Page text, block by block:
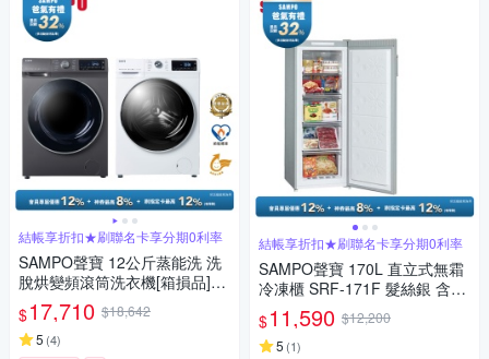
結帳享折扣★刷聯名卡享分期0利率
SAMPO聲寶 12公斤蒸能洗 洗
脫烘變頻滾筒洗衣機[箱損品]含
基本安裝+舊機回收
$17,710 $18,642
5 (4)
結帳享折扣★刷聯名卡享分期0利率
SAMPO聲寶 170L 直立式無霜
冷凍櫃 SRF-171F 髮絲銀 含基
本安裝+舊機回收
$11,590 $12,200
5 (1)